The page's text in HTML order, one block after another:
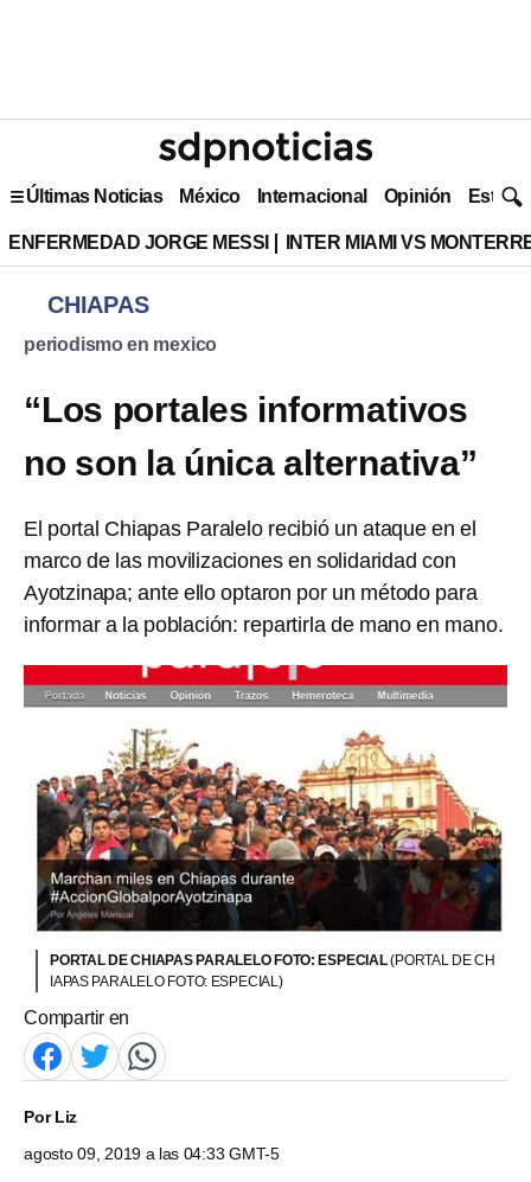
Últimas Noticias México Internacional Opinión Estilo
ENFERMEDAD JORGE MESSI INTER MIAMI VS
CHIAPAS
periodismo en mexico
“Los portales informativos
no son la única alternativa”
El portal Chiapas Paralelo recibió un ataque en el
marco de las movilizaciones en solidaridad con
Ayotzinapa; ante ello optaron por un método para
informar a la población: repartirla de mano en mano.
PORTAL DE CHIAPAS PARALELO FOTO: ESPECIAL(PORTAL DE CH
IAPAS PARALELO FOTO: ESPECIAL)
Compartir en
PorLiz
agosto 09, 2019 a las 04:33 GMT-5